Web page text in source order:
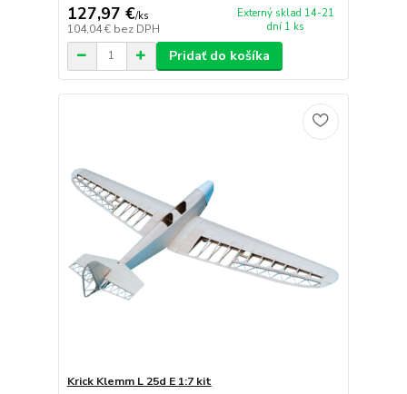
127,97 €/ks
104,04 € bez DPH
Externý sklad 14-21
dní 1 ks
Pridať do košíka
Krick Klemm L 25d E 1:7 kit